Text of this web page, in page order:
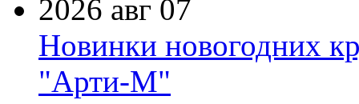
2026 авг 07
Новинки новогодних
"Арти-М"